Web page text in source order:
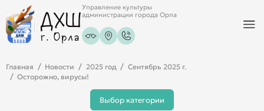
Управление культуры
администрации города Орла
Главная Новости 2025 год
Сентябрь 2025 г.
Осторожно, вирусы!
Выбор категории